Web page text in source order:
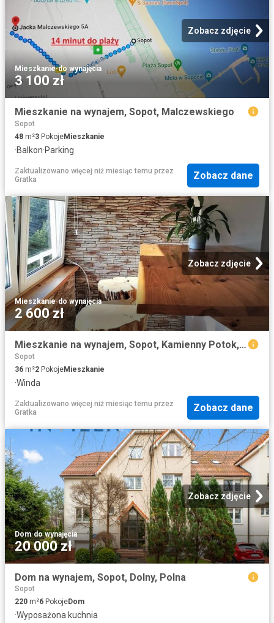
Zobacz zdjęcie
Mieszkanie·do wynajęcia
3 100 zł
Mieszkanie na wynajem, Sopot, Malczewskiego
Sopot
48 m²3 PokojeMieszkanie
·Balkon·Parking
Zaktualizowano więcej niż miesiąc temu przez
Gratka
Zobacz dane
Zobacz zdjęcie
Mieszkanie·do wynajęcia
2 600 zł
Mieszkanie na wynajem, Sopot, Kamienny Potok, Kujawska
Sopot
36 m²2 PokojeMieszkanie
·Winda
Zaktualizowano więcej niż miesiąc temu przez
Gratka
Zobacz dane
Zobacz zdjęcie
Dom·do wynajęcia
20 000 zł
Dom na wynajem, Sopot, Dolny, Polna
Sopot
220 m²6 PokojeDom
·Wyposażona kuchnia